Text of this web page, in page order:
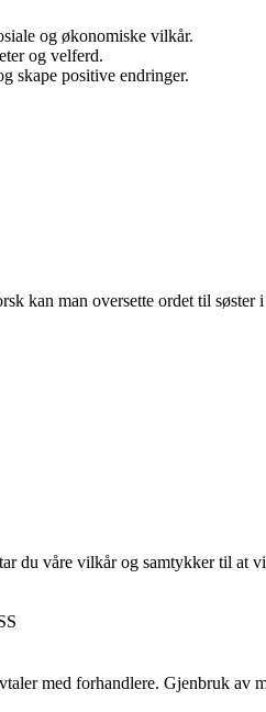
og økonomiske vilkår.
og velferd.
skape positive endringer.
kan man oversette ordet til
du våre vilkår og samtykker til at
med forhandlere. Gjenbruk av